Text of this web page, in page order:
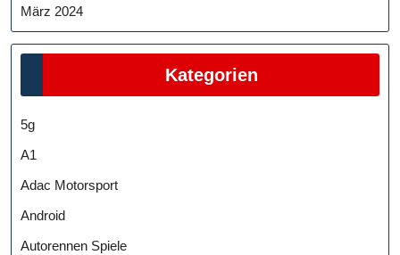
März 2024
Kategorien
5g
A1
Adac Motorsport
Android
Autorennen Spiele